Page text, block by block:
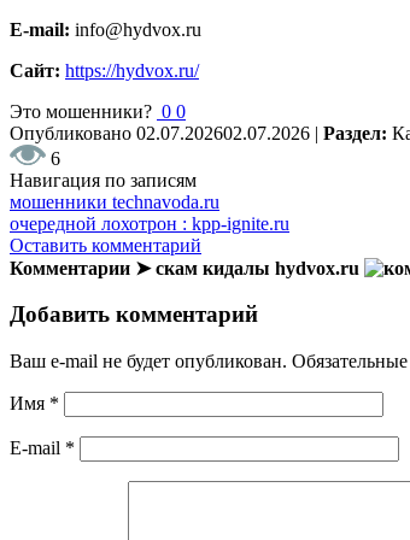
E-mail: info@hydvox.ru
Сайт: https://hydvox.ru/
Это мошенники? 0 0
Опубликовано 02.07.202602.07.2026 | Раздел:
6
Навигация по записям
мошенники technavoda.ru
очередной лохотрон : kpp-ignite.ru
Оставить комментарий
Комментарии ➤ скам кидалы hydvox.ru
Добавить комментарий
Ваш e-mail не будет опубликован.
Имя *
E-mail *